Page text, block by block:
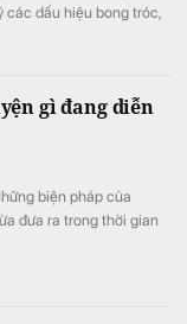
các dấu hiệu bong tróc,
gì đang diễn
biện pháp của
đưa ra trong thời gian